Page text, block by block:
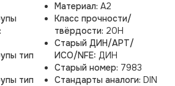
тип
тип
Материал: A2
Класс прочности/
твёрдости: 20H
Старый ДИН/АРТ/
ИСО/NFE: ДИН
Старый номер: 7983
Стандарты аналоги: DIN